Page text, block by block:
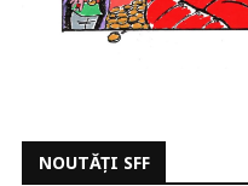
NOUTĂȚI SFF